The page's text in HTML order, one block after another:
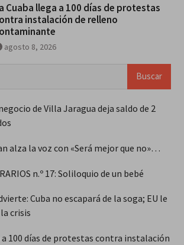
Cuaba llega a 100 días de protestas
instalación de relleno
agosto 8, 2026
de Villa Jaragua deja saldo de 2
alza la voz con «Será mejor que no»…
n.º 17: Soliloquio de un bebé
Cuba no escapará de la soga; EU le
crisis
a 100 días de protestas contra instalación